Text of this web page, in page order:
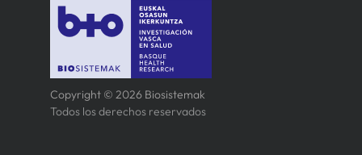
Copyright © 2026 Biosistemak
Todos los derechos reservados